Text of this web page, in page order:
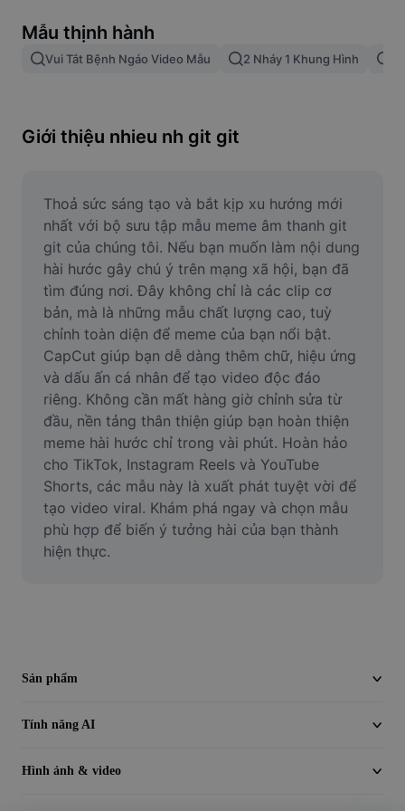
Gộp hình ảnh
Điều chỉnh kích thước hình ảnh
Công cụ tạo meme
AI Text Remover
AI People Remover
AI Inpainting
Face Cutout
Video
Xóa nền trong video
Nâng cao chất lượng
Trình chỉnh sửa video
Mẫu thịnh hành
Vui Tắt Bệnh Ngáo Video Mẫu 2 Nháy 1 Khung Hình
Giới thiệu nhieu nh git git
Thoả sức sáng tạo và bắt kịp xu hướng mới
nhất với bộ sưu tập mẫu meme âm thanh git
git của chúng tôi. Nếu bạn muốn làm nội dung
hài hước gây chú ý trên mạng xã hội, bạn đã
tìm đúng nơi. Đây không chỉ là các clip cơ
bản, mà là những mẫu chất lượng cao, tuỳ
chỉnh toàn diện để meme của bạn nổi bật.
CapCut giúp bạn dễ dàng thêm chữ, hiệu ứng
và dấu ấn cá nhân để tạo video độc đáo
riêng. Không cần mất hàng giờ chỉnh sửa từ
đầu, nền tảng thân thiện giúp bạn hoàn thiện
meme hài hước chỉ trong vài phút. Hoàn hảo
cho TikTok, Instagram Reels và YouTube
Shorts, các mẫu này là xuất phát tuyệt vời để
tạo video viral. Khám phá ngay và chọn mẫu
phù hợp để biến ý tưởng hài của bạn thành
hiện thực.
Sản phẩm
Tính năng AI
Hình ảnh & video